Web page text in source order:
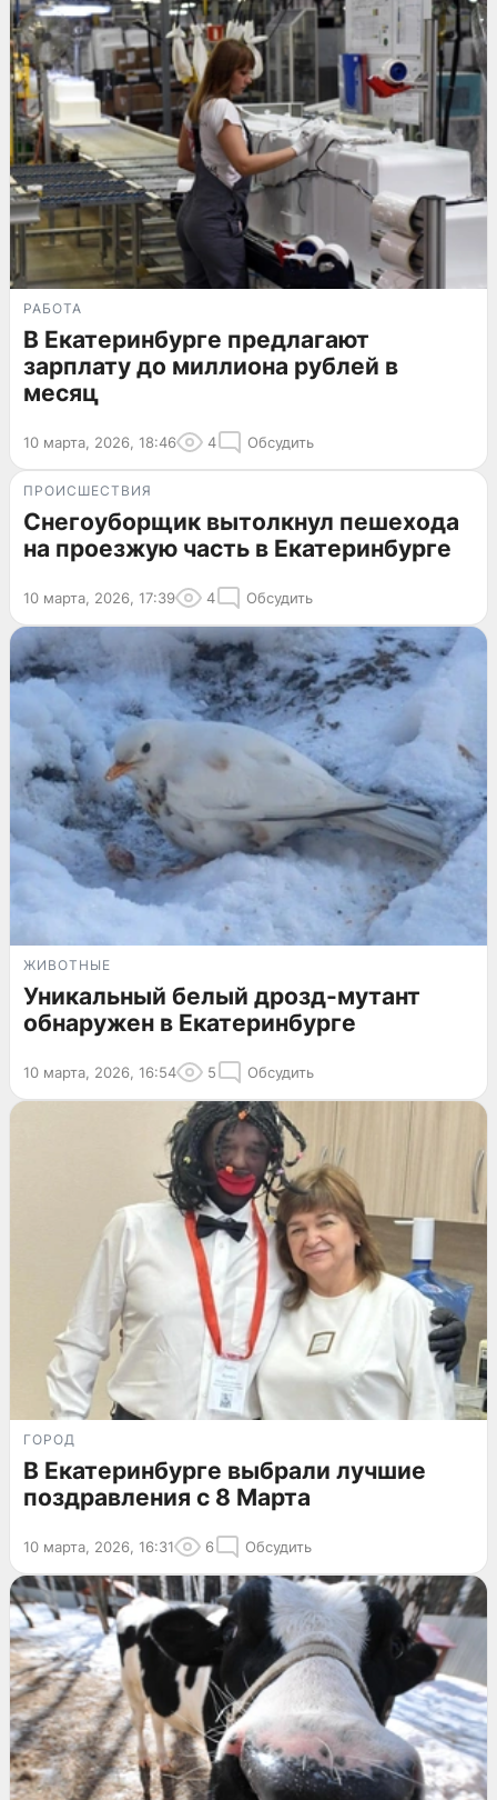
РАБОТА
В Екатеринбурге предлагают
зарплату до миллиона рублей в
месяц
10 марта, 2026, 18:46 4 Обсудить
ПРОИСШЕСТВИЯ
Снегоуборщик вытолкнул пешехода
на проезжую часть в Екатеринбурге
10 марта, 2026, 17:39 4 Обсудить
ЖИВОТНЫЕ
Уникальный белый дрозд-мутант
обнаружен в Екатеринбурге
10 марта, 2026, 16:54 5 Обсудить
ГОРОД
В Екатеринбурге выбрали лучшие
поздравления с 8 Марта
10 марта, 2026, 16:31 6 Обсудить